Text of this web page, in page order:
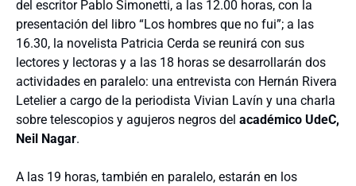
del escritor Pablo Simonetti, a las 12.00 horas, con la
presentación del libro “Los hombres que no fui”; a las
16.30, la novelista Patricia Cerda se reunirá con sus
lectores y lectoras y a las 18 horas se desarrollarán dos
actividades en paralelo: una entrevista con Hernán Rivera
Letelier a cargo de la periodista Vivian Lavín y una charla
sobre telescopios y agujeros negros del académico UdeC,
Neil Nagar.
A las 19 horas, también en paralelo, estarán en los